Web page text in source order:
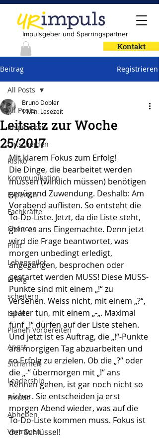
Impulsgeber und Sparringspartner
Kontakt
Beitrag Registrieren
All Posts
Inspiration
Entscheiden
Risiko
Kommunikation
Experten
Fachkräfte
Chancen
Pilot
Lebenspilot
Erfolg
scheitern
Fehler
Planen Vorbereiten
Angst
Sicherheit
Leadership
Freude
Abheben
Vertrauen
All Posts
Leitsatz zur Woche
25/2017
Bruno Dobler
1 Min. Lesezeit
Mit klarem Fokus zum Erfolg!
Die Dinge, die bearbeitet werden
müssen (wirklich müssen) benötigen
genügend Zuwendung. Deshalb: Am
Vorabend auflisten. So entsteht die
To-Do-Liste. Jetzt, da die Liste steht,
geht es ans Eingemachte. Denn jetzt
wird die Frage beantwortet, was
morgen unbedingt erledigt,
angegangen, besprochen oder
gestartet werden MUSS! Diese MUSS-
Punkte sind mit einem „!“ zu
versehen. Weiss nicht, mit einem „?“,
später tun, mit einem „-„. Maximal
fünf „!“ dürfen auf der Liste stehen.
Und jetzt ist es Auftrag, die „!“-Punkte
am morgigen Tag abzuarbeiten und
so Erfolg zu erzielen. Ob die „?“ oder
die „-“ übermorgen mit „!“ ans
Rennen gehen, ist gar noch nicht so
sicher. Sie entscheiden ja erst
morgen Abend wieder, was auf die
To-Do-Liste kommen muss. Fokus ist
der Schlüssel!